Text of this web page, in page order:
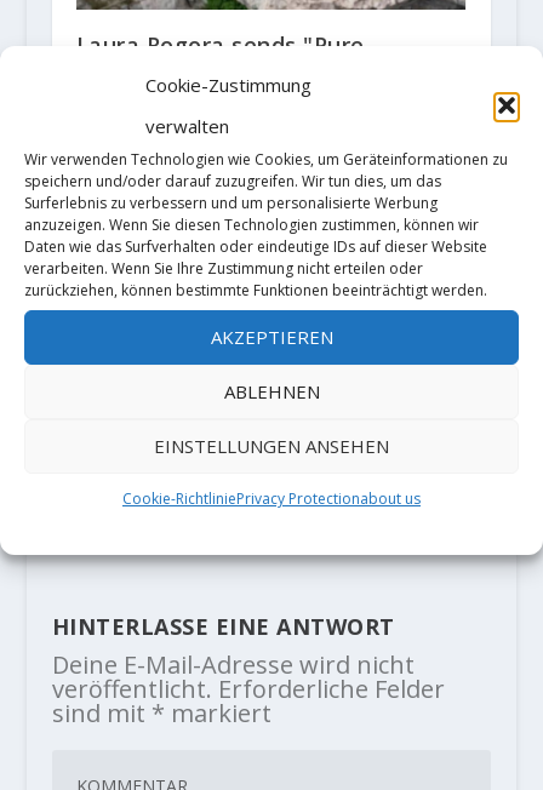
Cookie-Zustimmung
verwalten
Wir verwenden Technologien wie Cookies, um Geräteinformationen zu
speichern und/oder darauf zuzugreifen. Wir tun dies, um das
Surferlebnis zu verbessern und um personalisierte Werbung
anzuzeigen. Wenn Sie diesen Technologien zustimmen, können wir
Daten wie das Surfverhalten oder eindeutige IDs auf dieser Website
verarbeiten. Wenn Sie Ihre Zustimmung nicht erteilen oder
zurückziehen, können bestimmte Funktionen beeinträchtigt werden.
AKZEPTIEREN
ABLEHNEN
EINSTELLUNGEN ANSEHEN
Cookie-RichtliniePrivacy Protectionabout us
Laura Rogora sends "Pure
Dreaming Plus" (9a+)
2. Juni 2020
Erstbegehung „Le bruit de l’acid“
25. April 2025
HINTERLASSE EINE ANTWORT
Deine E-Mail-Adresse wird nicht
veröffentlicht. Erforderliche Felder
sind mit * markiert